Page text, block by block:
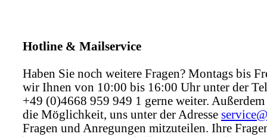
Hotline & Mailservice
Haben Sie noch weitere Fragen? Montags bis
wir Ihnen von 10:00 bis 16:00 Uhr unter der
+49 (0)4668 959 949 1 gerne weiter. Außerdem
die Möglichkeit, uns unter der Adresse
Fragen und Anregungen mitzuteilen. Ihre